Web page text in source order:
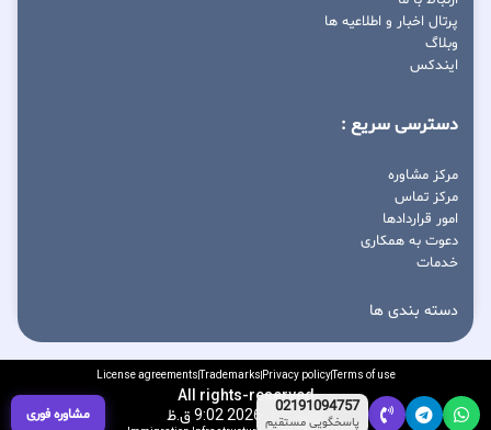
پرتال اخبار و اطلاعیه ها
وبلاگ
ایندکس
دسترسی سریع :
مرکز مشاوره
مرکز تماس
امور قراردادها
دعوت به همکاری
خدمات
دسته بندی ها
Terms of use
Privacy policy
Trademarks
License agreements
All rights-reserved
آگوست 9, 2026 9:02 ق.ظ
02191094757
پاسخگویی مستقیم مشاوره فوری